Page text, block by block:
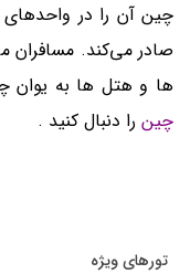
چین آن را در
صادر می‌کند. مسافران
ها و هتل ها به یوان
چین را دنبال کنید .
تورهای ویژه